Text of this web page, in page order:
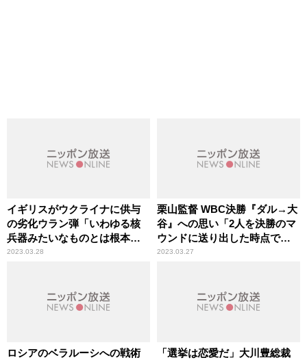
イギリスがウクライナに供与
の劣化ウラン弾「いわゆる核
兵器みたいなものとは根本的
に違う」辛坊治郎が詳説
2023.03.28
栗山監督 WBC決勝『ダル→大
谷』への思い「2人を決勝のマ
ウンドに送り出した時点で、
僕の仕事は終わったと」
2023.03.27
ロシアのベラルーシへの戦術
「選挙は恋愛だ」大川豊総裁